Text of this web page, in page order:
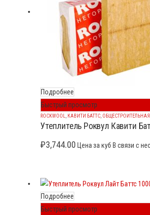
Подробнее
Быстрый просмотр
ROCKWOOL, КАВИТИ БАТТС,
Утеплитель Роквул Кавити
₽3,744.00 Цена за куб В связи с
Подробнее
Быстрый просмотр